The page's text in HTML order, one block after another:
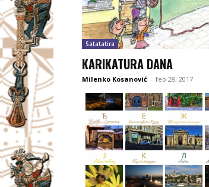
Satatatira
KARIKATURA DANA
Milenko Kosanović - feb 28, 2017